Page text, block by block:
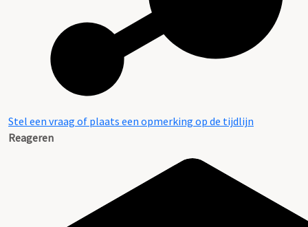
Stel een vraag of plaats een opmerking op de tijdlijn
Reageren